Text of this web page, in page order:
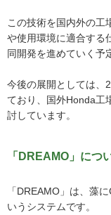
この技術を国内外の工
や使用環境に適合する
同開発を進めていく予
今後の展開としては、
ており、国外Honda工
討しています。
「DREAMO」に
「DREAMO」は、藻
いうシステムです。